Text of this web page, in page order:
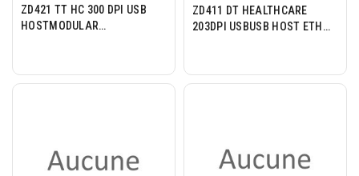
ZD421 TT HC 300 DPI USB
HOSTMODULAR
ZD411 DT HEALTHCARE
203DPI USBUSB HOST ETH